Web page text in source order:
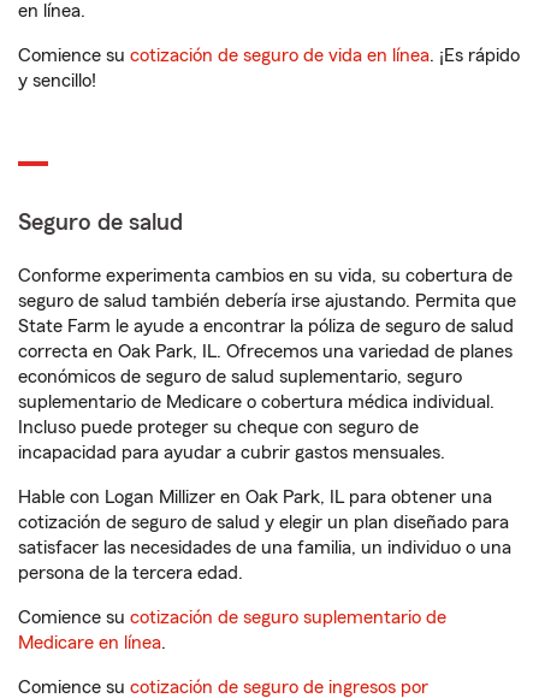
en línea.
Comience su cotización de seguro de vida en línea. ¡Es rápido
y sencillo!
Seguro de salud
Conforme experimenta cambios en su vida, su cobertura de
seguro de salud también debería irse ajustando. Permita que
State Farm le ayude a encontrar la póliza de seguro de salud
correcta en Oak Park, IL. Ofrecemos una variedad de planes
económicos de seguro de salud suplementario, seguro
suplementario de Medicare o cobertura médica individual.
Incluso puede proteger su cheque con seguro de
incapacidad para ayudar a cubrir gastos mensuales.
Hable con Logan Millizer en Oak Park, IL para obtener una
cotización de seguro de salud y elegir un plan diseñado para
satisfacer las necesidades de una familia, un individuo o una
persona de la tercera edad.
Comience su cotización de seguro suplementario de
Medicare en línea.
Comience su cotización de seguro de ingresos por